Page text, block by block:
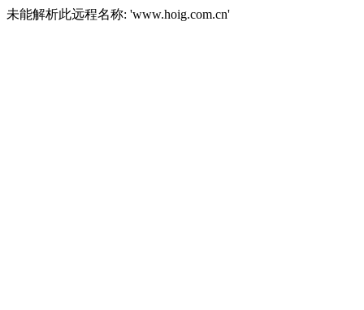
未能解析此远程名称: 'www.hoig.com.cn'